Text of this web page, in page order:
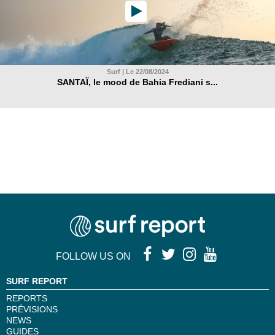
Surf | Le 22/08/2024
SANTAÏ, le mood de Bahia Frediani s...
FOLLOW US ON
SURF REPORT
REPORTS
PRÉVISIONS
NEWS
GUIDES